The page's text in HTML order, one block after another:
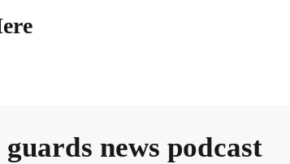
news podcast